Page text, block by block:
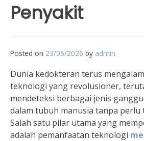
Penyakit
Posted on 23/06/2026 by admin
Dunia kedokteran terus
teknologi yang revolusioner,
mendeteksi berbagai jenis
dalam tubuh manusia tanpa perlu
Salah satu pilar utama yang
adalah pemanfaatan teknologi